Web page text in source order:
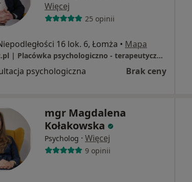
Więcej
25 opinii
16 lok. 6, Łomża • Mapa
limbic.pl | Placówka psychologiczno - terapeutyczna w Łomży
psychologiczna Brak ceny
mgr Magdalena
Kołakowska
Psycholog · Więcej
9 opinii